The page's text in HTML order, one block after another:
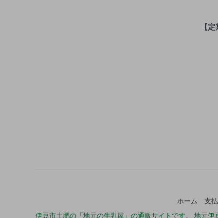
【
ホーム
支
伊豆市土肥の「地元の牛乳屋」の通販サイトです。 地元